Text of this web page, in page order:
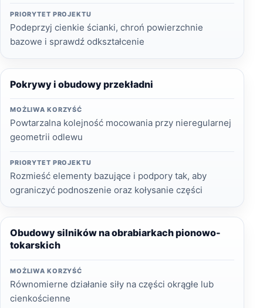
PRIORYTET PROJEKTU
Podeprzyj cienkie ścianki, chroń powierzchnie
bazowe i sprawdź odkształcenie
Pokrywy i obudowy przekładni
MOŻLIWA KORZYŚĆ
Powtarzalna kolejność mocowania przy nieregularnej
geometrii odlewu
PRIORYTET PROJEKTU
Rozmieść elementy bazujące i podpory tak, aby
ograniczyć podnoszenie oraz kołysanie części
Obudowy silników na obrabiarkach pionowo-
tokarskich
MOŻLIWA KORZYŚĆ
Równomierne działanie siły na części okrągłe lub
cienkościenne